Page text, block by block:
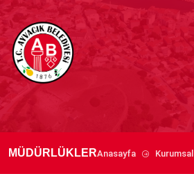
MÜDÜRLÜKLERAnasayfa Kurumsal